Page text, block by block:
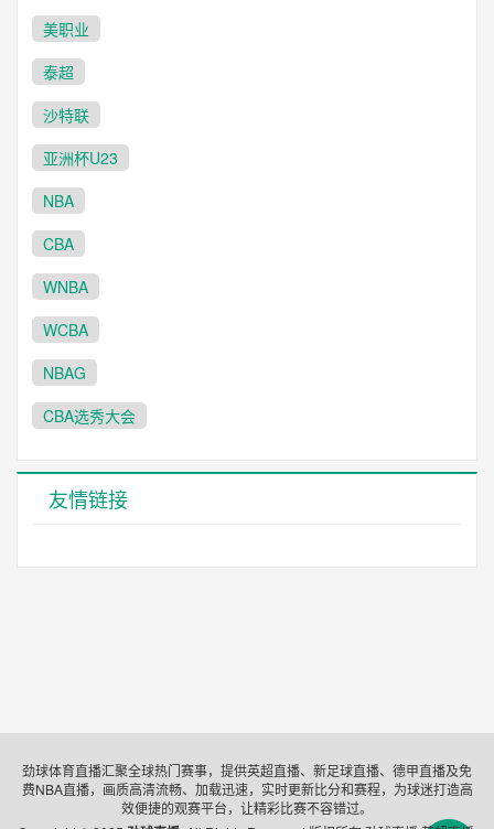
美职业
泰超
沙特联
亚洲杯U23
NBA
CBA
WNBA
WCBA
NBAG
CBA选秀大会
友情链接
劲球体育直播汇聚全球热门赛事，提供英超直播、新足球直播、德甲直播及免
费NBA直播，画质高清流畅、加载迅速，实时更新比分和赛程，为球迷打造高
效便捷的观赛平台，让精彩比赛不容错过。